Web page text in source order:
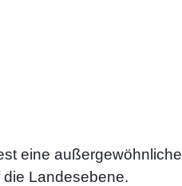
eine außergewöhnliche
Landesebene.